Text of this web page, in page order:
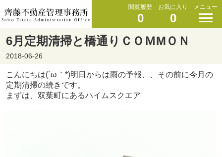
閲覧履歴
0
お気に入り
0
メニュー
6月定期清掃と橋通りＣＯＭMＯＮ
2018-06-26
こんにちは(´ω｀*)明日からは雨の予報、、その前に今月の
定期清掃の続きです。
まずは、双葉町にあるハイムスクエア